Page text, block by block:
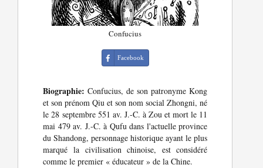
Confucius
Facebook
Biographie: Confucius, de son patronyme Kong
et son prénom Qiu et son nom social Zhongni, né
le 28 septembre 551 av. J.-C. à Zou et mort le 11
mai 479 av. J.-C. à Qufu dans l'actuelle province
du Shandong, personnage historique ayant le plus
marqué la civilisation chinoise, est considéré
comme le premier « éducateur » de la Chine.